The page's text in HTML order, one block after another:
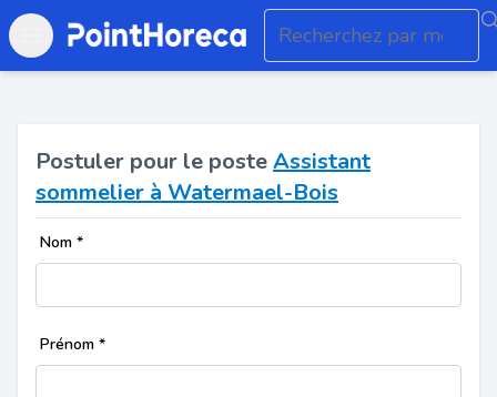
Open main menu
Postuler pour le posteAssistant
sommelier à Watermael-Bois
Nom *
Prénom *